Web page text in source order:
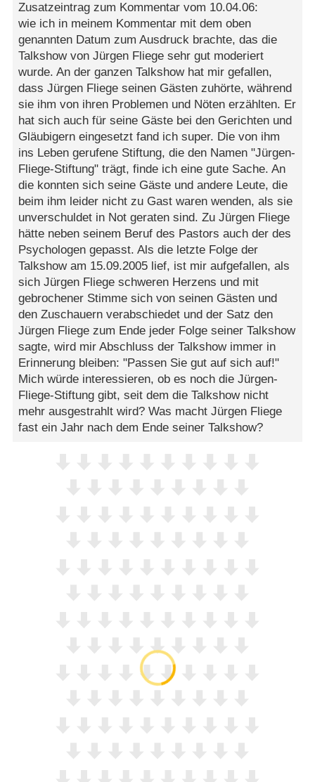
Zusatzeintrag zum Kommentar vom 10.04.06:
wie ich in meinem Kommentar mit dem oben
genannten Datum zum Ausdruck brachte, das die
Talkshow von Jürgen Fliege sehr gut moderiert
wurde. An der ganzen Talkshow hat mir gefallen,
dass Jürgen Fliege seinen Gästen zuhörte, während
sie ihm von ihren Problemen und Nöten erzählten. Er
hat sich auch für seine Gäste bei den Gerichten und
Gläubigern eingesetzt fand ich super. Die von ihm
ins Leben gerufene Stiftung, die den Namen "Jürgen-
Fliege-Stiftung" trägt, finde ich eine gute Sache. An
die konnten sich seine Gäste und andere Leute, die
beim ihm leider nicht zu Gast waren wenden, als sie
unverschuldet in Not geraten sind. Zu Jürgen Fliege
hätte neben seinem Beruf des Pastors auch der des
Psychologen gepasst. Als die letzte Folge der
Talkshow am 15.09.2005 lief, ist mir aufgefallen, als
sich Jürgen Fliege schweren Herzens und mit
gebrochener Stimme sich von seinen Gästen und
den Zuschauern verabschiedet und der Satz den
Jürgen Fliege zum Ende jeder Folge seiner Talkshow
sagte, wird mir Abschluss der Talkshow immer in
Erinnerung bleiben: "Passen Sie gut auf sich auf!"
Mich würde interessieren, ob es noch die Jürgen-
Fliege-Stiftung gibt, seit dem die Talkshow nicht
mehr ausgestrahlt wird? Was macht Jürgen Fliege
fast ein Jahr nach dem Ende seiner Talkshow?